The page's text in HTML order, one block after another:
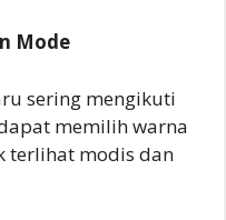
Mode
sering mengikuti
memilih warna
terlihat modis dan